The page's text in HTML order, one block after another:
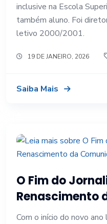
inclusive na Escola
também aluno. Foi
letivo 2000/2001.
19 DE JANEIRO, 2026
Saiba Mais
O Fim do
Renascimento
Com o início do novo